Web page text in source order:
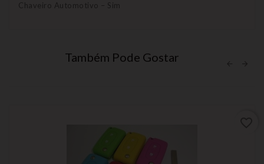
Chaveiro Automotivo – Sim
Também Pode Gostar